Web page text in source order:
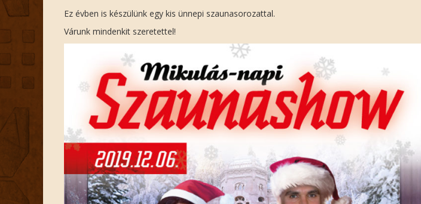
Ez évben is készülünk egy kis ünnepi szaunasorozattal.
Várunk mindenkit szeretettel!